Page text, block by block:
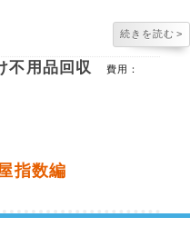
続きを読む >
不用品回収 費用：
指数編